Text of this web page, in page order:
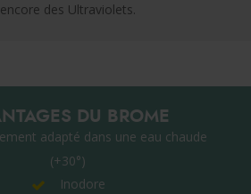
des Ultraviolets.
DU BROME
adapté dans une eau chaude
(+30°)
Inodore